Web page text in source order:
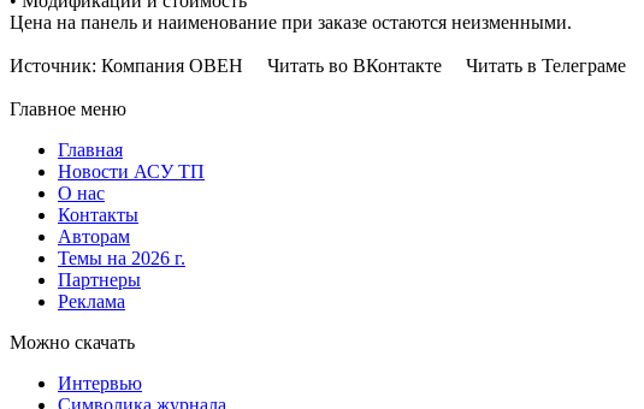
Цена на панель и наименование при заказе остаются неизменными.
Источник: Компания ОВЕН Читать во ВКонтакте Читать в Телеграме
Главное меню
Главная
Новости АСУ ТП
О нас
Контакты
Авторам
Темы на 2026 г.
Партнеры
Реклама
Можно скачать
Интервью